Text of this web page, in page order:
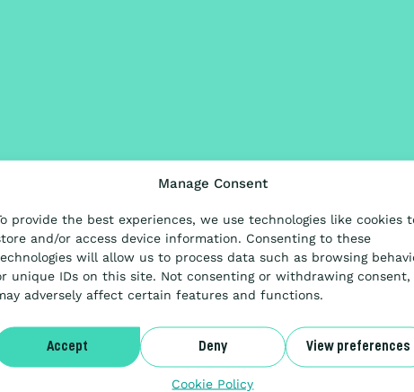
Manage Consent
provide the best experiences, we use technologies like cookies
and/or access device information. Consenting to these
will allow us to process data such as browsing
unique IDs on this site. Not consenting or withdrawing consent,
adversely affect certain features and functions.
Accept Deny View preferences
Cookie Policy